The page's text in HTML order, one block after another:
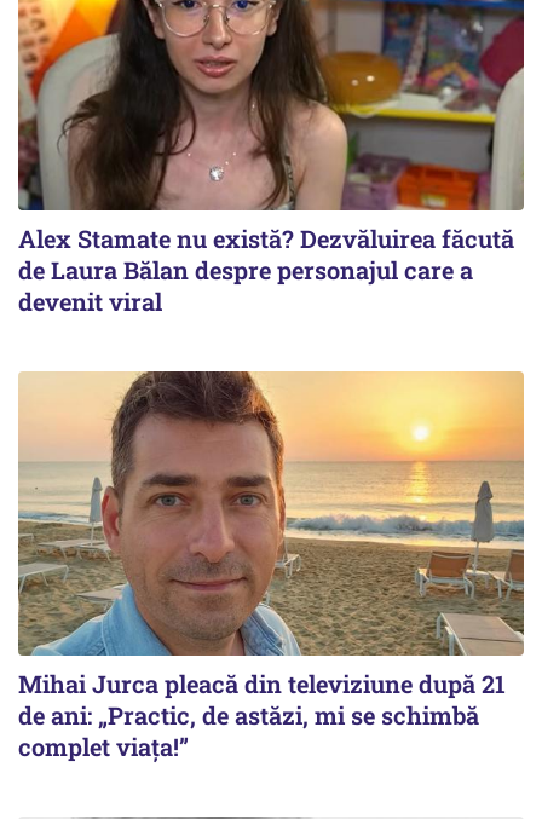
Alex Stamate nu există? Dezvăluirea făcută
de Laura Bălan despre personajul care a
devenit viral
Mihai Jurca pleacă din televiziune după 21
de ani: „Practic, de astăzi, mi se schimbă
complet viața!”